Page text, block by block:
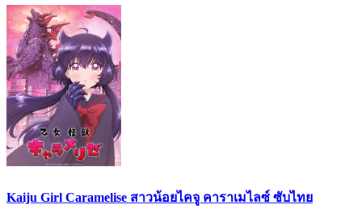
Kaiju Girl Caramelise สาวน้อยไคจู คาราเมไลซ์ ซับไทย